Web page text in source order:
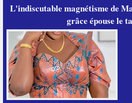
L'indiscutable magnétisme de
grâce épouse le